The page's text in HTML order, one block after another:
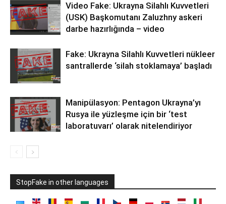
Video Fake: Ukrayna Silahlı Kuvvetleri
(USK) Başkomutanı Zaluzhny askeri
darbe hazırlığında – video
Fake: Ukrayna Silahlı Kuvvetleri nükleer
santrallerde ‘silah stoklamaya’ başladı
Manipülasyon: Pentagon Ukrayna’yı
Rusya ile yüzleşme için bir ‘test
laboratuvarı’ olarak nitelendiriyor
StopFake in other languages